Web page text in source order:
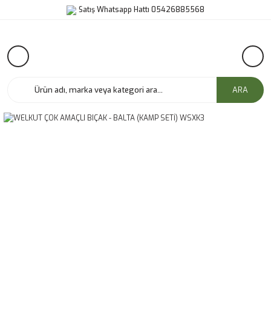
Satış Whatsapp Hattı 05426885568
ARA